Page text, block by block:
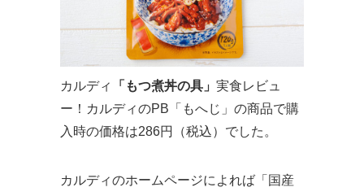
カルディ 「もつ煮丼の具」 実食レビュ
ー！カルディのPB「もへじ」の商品で購
入時の価格は286円（税込）でした。
カルディのホームページによれば「国産